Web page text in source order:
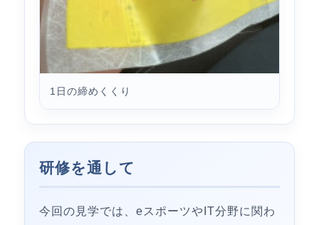
1日の締めくくり
研修を通して
今回の見学では、eスポーツやIT分野に関わ